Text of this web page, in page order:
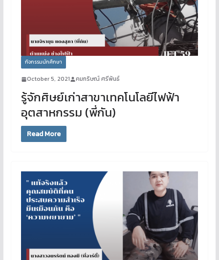
กิจกรรมนักศึกษา
October 5, 2021 คมกริษณ์ ศรีพันธ์
รู้จักศิษย์เก่าสาขาเทคโนโลยีไฟฟ้า
อุตสาหกรรม (พี่กัน)
Read More